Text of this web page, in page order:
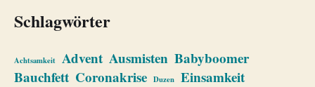
Schlagwörter
Achtsamkeit Advent Ausmisten Babyboomer
Bauchfett Coronakrise Duzen Einsamkeit